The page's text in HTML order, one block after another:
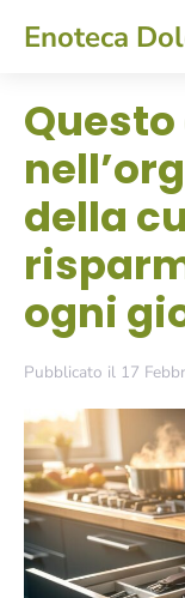
Enoteca
della
ogni
Pubblicato il 17